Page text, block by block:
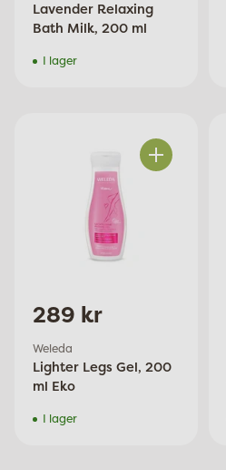
Lavender Relaxing
Bath Milk, 200 ml
I lager
Antal
289 kr
Weleda
Lighter Legs Gel, 200
ml Eko
I lager